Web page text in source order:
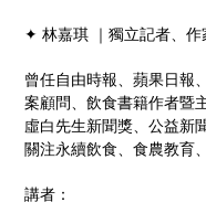
✦ 林嘉琪 ｜獨立記者、
曾任自由時報、蘋果日報
案顧問、飲食書籍作者暨
虛白先生新聞獎、公益新
關注永續飲食、食農教育
講者：